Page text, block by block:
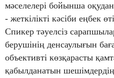
мәселелері бойынша
- жеткілікті кәсіби еңбек
Спикер тәуелсіз
берушінің денсаулығын
объективті көзқарасты
қабылданатын шешімдердің